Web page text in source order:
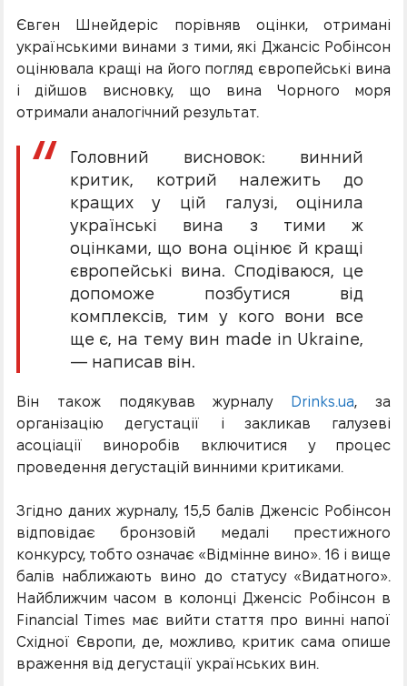
Євген Шнейдеріс порівняв оцінки, отримані
українськими винами з тими, які Джансіс Робінсон
оцінювала кращі на його погляд європейські вина
і дійшов висновку, що вина Чорного моря
отримали аналогічний результат.
Головний висновок: винний
критик, котрий належить до
кращих у цій галузі, оцінила
українські вина з тими ж
оцінками, що вона оцінює й кращі
європейські вина. Сподіваюся, це
допоможе позбутися від
комплексів, тим у кого вони все
ще є, на тему вин made in Ukraine,
— написав він.
Він також подякував журналу Drinks.ua, за
організацію дегустації і закликав галузеві
асоціації виноробів включитися у процес
проведення дегустацій винними критиками.
Згідно даних журналу, 15,5 балів Дженсіс Робінсон
відповідає бронзовій медалі престижного
конкурсу, тобто означає «Відмінне вино». 16 і вище
балів наближають вино до статусу «Видатного».
Найближчим часом в колонці Дженсіс Робінсон в
Financial Times має вийти стаття про винні напої
Східної Європи, де, можливо, критик сама опише
враження від дегустації українських вин.